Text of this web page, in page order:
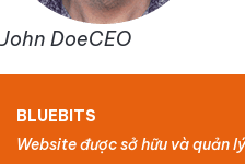
John DoeCEO
BLUEBITS
Website được sở hữu và quản